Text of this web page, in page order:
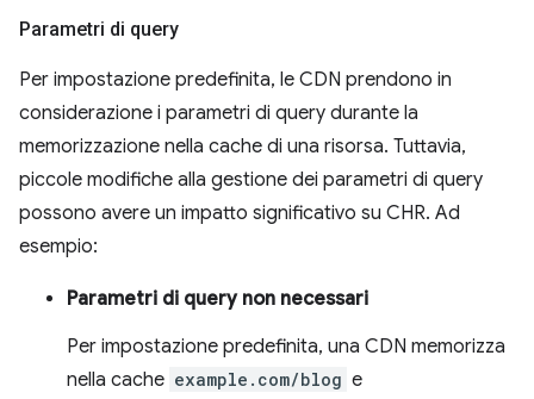
Parametri di query
Per impostazione predefinita, le CDN prendono in
considerazione i parametri di query durante la
memorizzazione nella cache di una risorsa. Tuttavia,
piccole modifiche alla gestione dei parametri di query
possono avere un impatto significativo su CHR. Ad
esempio:
Parametri di query non necessari
Per impostazione predefinita, una CDN memorizza
nella cache example.com/blog e